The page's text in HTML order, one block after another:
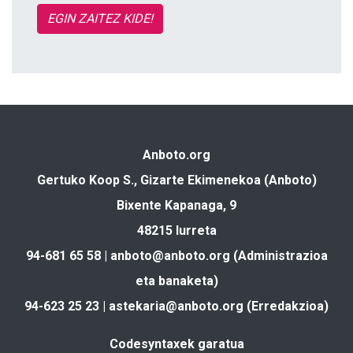
EGIN ZAITEZ KIDE!
Anboto.org
Gertuko Koop S., Gizarte Ekimenekoa (Anboto)
Bixente Kapanaga, 9
48215 Iurreta
94-681 65 58 | anboto@anboto.org (Administrazioa
eta banaketa)
94-623 25 23 | astekaria@anboto.org (Erredakzioa)
Codesyntaxek garatua